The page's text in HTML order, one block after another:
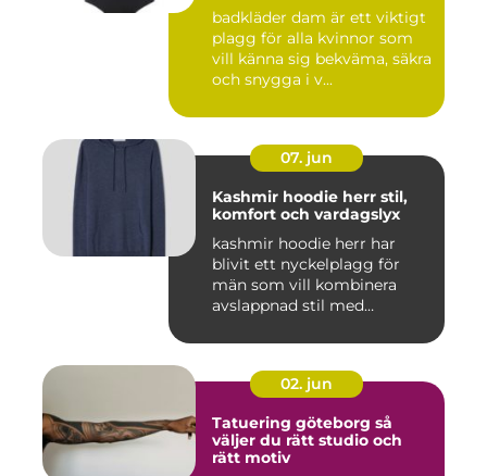
badkläder dam är ett viktigt
plagg för alla kvinnor som
vill känna sig bekväma, säkra
och snygga i v...
07. jun
Kashmir hoodie herr stil,
komfort och vardagslyx
kashmir hoodie herr har
blivit ett nyckelplagg för
män som vill kombinera
avslappnad stil med
02. jun
Tatuering göteborg så
väljer du rätt studio och
rätt motiv